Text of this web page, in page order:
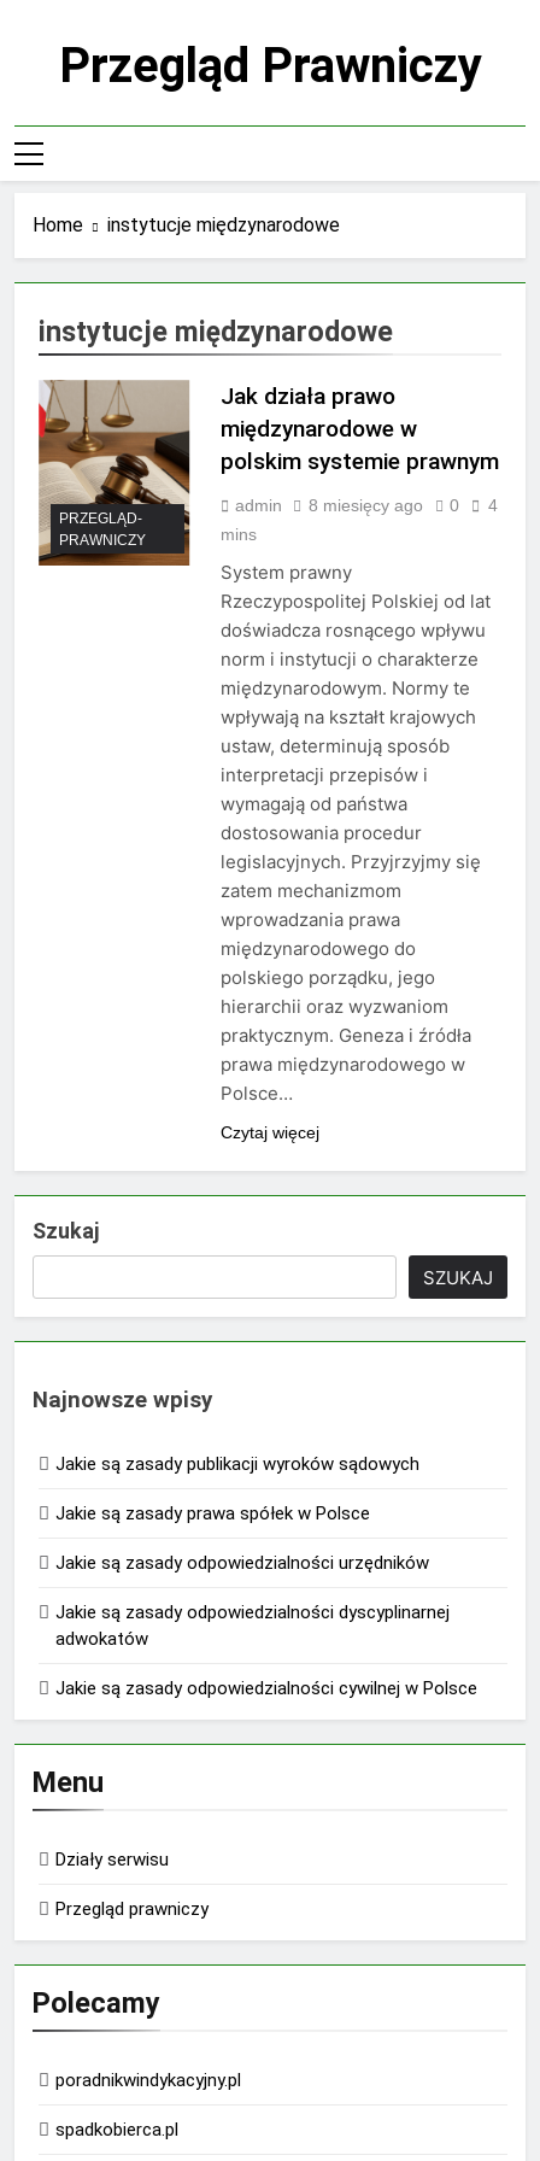
Przegląd Prawniczy
Home instytucje międzynarodowe
instytucje międzynarodowe
PRZEGLĄD-
PRAWNICZY
Jak działa prawo
międzynarodowe w
polskim systemie prawnym
admin 8 miesięcy ago 0
4
mins
System prawny
Rzeczypospolitej Polskiej od lat
doświadcza rosnącego wpływu
norm i instytucji o charakterze
międzynarodowym. Normy te
wpływają na kształt krajowych
ustaw, determinują sposób
interpretacji przepisów i
wymagają od państwa
dostosowania procedur
legislacyjnych. Przyjrzyjmy się
zatem mechanizmom
wprowadzania prawa
międzynarodowego do
polskiego porządku, jego
hierarchii oraz wyzwaniom
praktycznym. Geneza i źródła
prawa międzynarodowego w
Polsce…
Czytaj więcej
Szukaj
SZUKAJ
Najnowsze wpisy
Jakie są zasady publikacji wyroków sądowych
Jakie są zasady prawa spółek w Polsce
Jakie są zasady odpowiedzialności urzędników
Jakie są zasady odpowiedzialności dyscyplinarnej
adwokatów
Jakie są zasady odpowiedzialności cywilnej w Polsce
Menu
Działy serwisu
Przegląd prawniczy
Polecamy
poradnikwindykacyjny.pl
spadkobierca.pl